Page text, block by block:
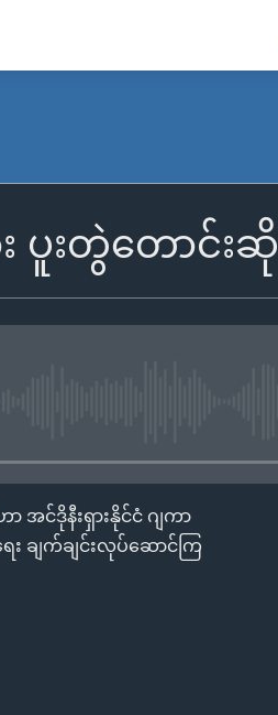
ပူးတွဲတောင်းဆို
ာ အင်ဒိုနီးရှားနိုင်ငံ ဂျကာ
ချက်ချင်းလုပ်ဆောင်ကြ